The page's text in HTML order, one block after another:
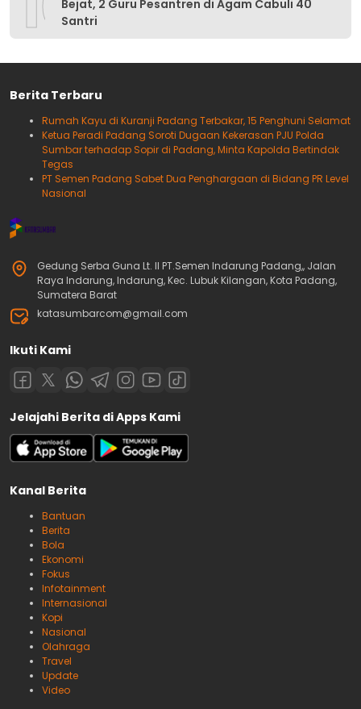
Bejat, 2 Guru Pesantren di Agam Cabuli 40
Santri
Berita Terbaru
Rumah Kayu di Kuranji Padang Terbakar, 15 Penghuni Selamat
Ketua Peradi Padang Soroti Dugaan Kekerasan PJU Polda
Sumbar terhadap Sopir di Padang, Minta Kapolda Bertindak
Tegas
PT Semen Padang Sabet Dua Penghargaan di Bidang PR Level
Nasional
Gedung Serba Guna Lt. II PT.Semen Indarung Padang,, Jalan
Raya Indarung, Indarung, Kec. Lubuk Kilangan, Kota Padang,
Sumatera Barat
katasumbarcom@gmail.com
Ikuti Kami
Jelajahi Berita di Apps Kami
Kanal Berita
Bantuan
Berita
Bola
Ekonomi
Fokus
Infotainment
Internasional
Kopi
Nasional
Olahraga
Travel
Update
Video